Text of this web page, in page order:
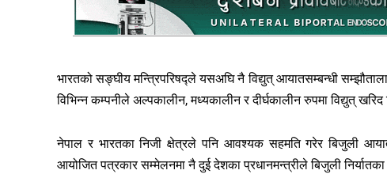
भारतको सङ्घीय मन्त्रिपरिषद्ले यसअघि नै विद्युत् आयातसम्बन्धी
विभिन्न कम्पनीले अल्पकालीन, मध्यकालीन र दीर्घकालीन रुपमा विद्युत्
नेपाल र भारतका निजी क्षेत्रले पनि आवश्यक सहमति गरेर बिजुली
आयोजित पत्रकार सम्मेलनमा नै दुई देशका प्रधानमन्त्रीले बिजुली निर्यातका